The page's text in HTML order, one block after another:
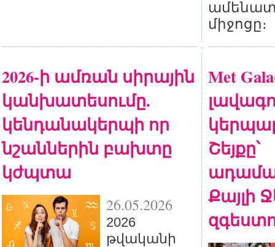
միջոցը։
2026-ի ամռան սիրային
կանխատեսումը.
կենդանակերպի որ
նշաններին բախտը
կժպտա
26.05.2026
2026
թվականի
Met
Շեյքը՝
Քայլի